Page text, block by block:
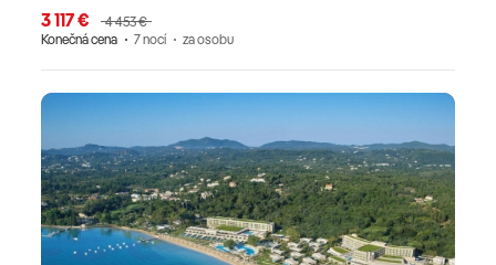
3 117 €
4 453 €
Konečná cena
7 nocí za osobu